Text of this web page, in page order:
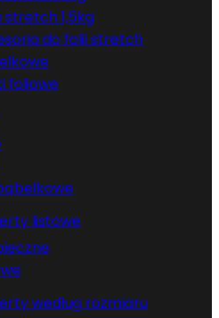
stretch 1,5kg
do folii stretch
foliowe
listowe
według rozmiaru